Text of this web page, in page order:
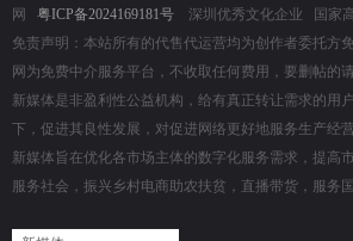
网 粤ICP备2024169181号
深圳优秀文化企业 国家
免责声明：本站所有的代售代运营均为创作者委托方
网为免费中介服务平台，不收取任何费用，要删帖的
新媒体是非盈利性公益机构，给有真正转让需求的用
下，促进其良性发展，对促进网络更好地服务生产经
新媒体旨在优化各市场主体的数字化服务需求，提高
服务社会，振兴乡村电商助农扶贫，直播带货，服务